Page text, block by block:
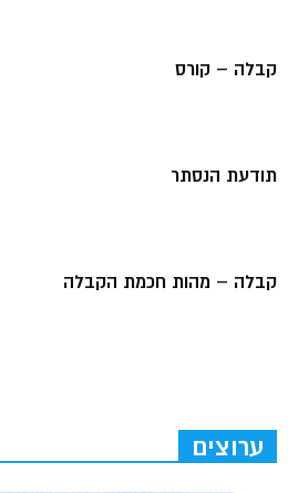
קבלה – קורס
תודעת הנסתר
קבלה – מהות חכמת הקבלה
ערוצים